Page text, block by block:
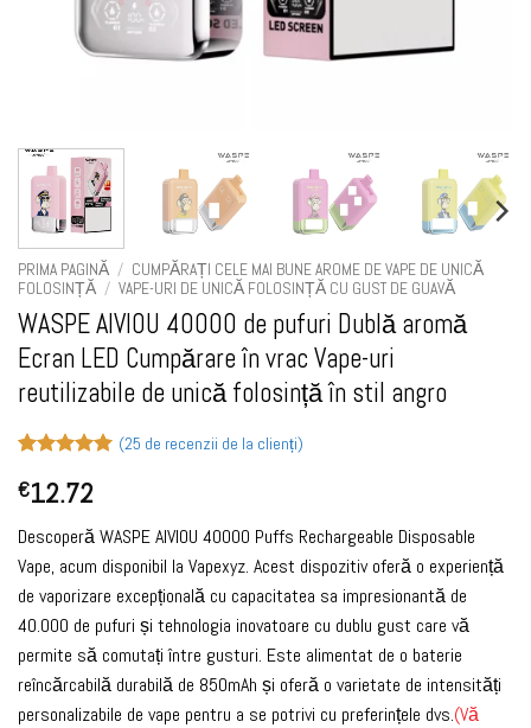
PRIMA PAGINĂ / CUMPĂRAȚI CELE MAI BUNE AROME DE VAPE DE UNICĂ
FOLOSINȚĂ / VAPE-URI DE UNICĂ FOLOSINȚĂ CU GUST DE GUAVĂ
WASPE AIVIOU 40000 de pufuri Dublă aromă
Ecran LED Cumpărare în vrac Vape-uri
reutilizabile de unică folosință în stil angro
5din 5 pe
baza a de
evaluări de
la clienți
(25 de recenzii de la clienți)
€12.72
Descoperă WASPE AIVIOU 40000 Puffs Rechargeable Disposable
Vape, acum disponibil la Vapexyz. Acest dispozitiv oferă o experiență
de vaporizare excepțională cu capacitatea sa impresionantă de
40.000 de pufuri și tehnologia inovatoare cu dublu gust care vă
permite să comutați între gusturi. Este alimentat de o baterie
reîncărcabilă durabilă de 850mAh și oferă o varietate de intensități
personalizabile de vape pentru a se potrivi cu preferințele dvs.(Vă